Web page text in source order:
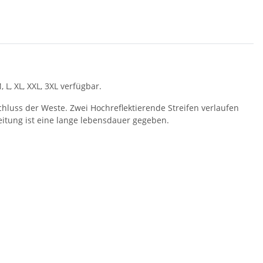
XL, XXL, 3XL verfügbar.
der Weste. Zwei Hochreflektierende Streifen verlaufen
ist eine lange lebensdauer gegeben.